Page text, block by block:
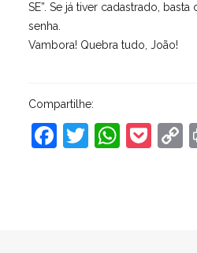
SE”. Se já tiver cadastrado,
senha.
Vambora! Quebra tudo, João!
Compartilhe:
Facebook
Twitter